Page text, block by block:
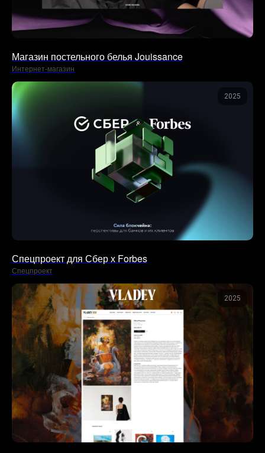
Магазин постельного белья Jouissance
Интернет-магазин
2025
Спецпроект для Сбер х Forbes
Спецпроект
2025